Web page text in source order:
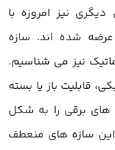
نیز امروزه با
عرضه شده اند. سازه
نیز می شناسیم.
قابلیت باز یا بسته
های برقی را به شکل
سازه های منعطف